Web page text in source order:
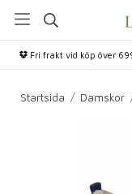
Fri frakt vid köp över
Startsida / Damskor